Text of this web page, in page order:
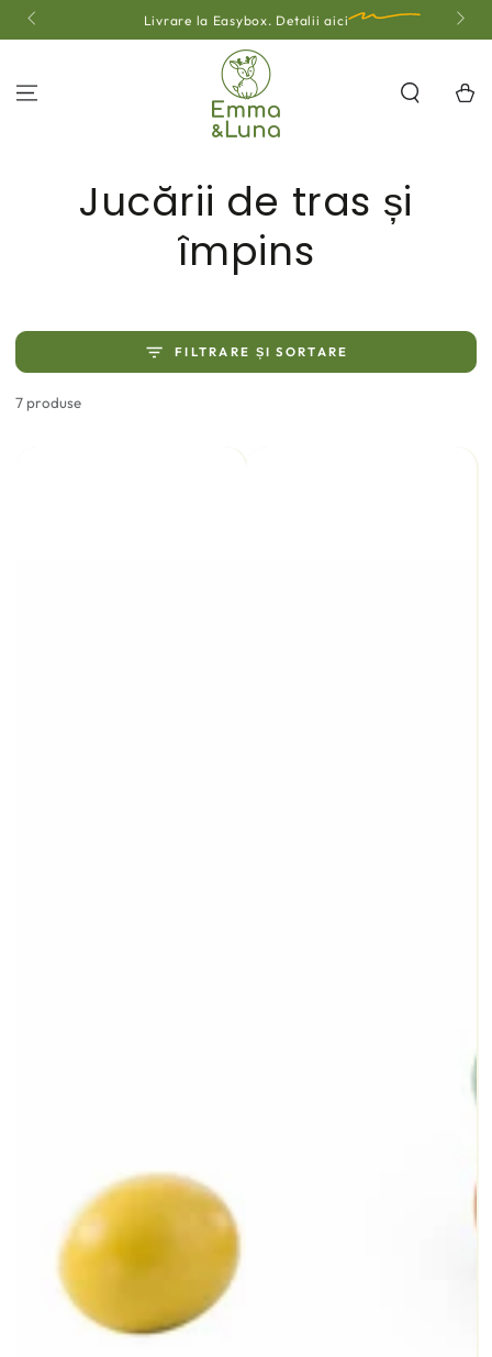
SARI LA
CONȚINUT
Livrare la Easybox. Detalii aici
Coş
Colecţie:
Jucării de tras și
împins
FILTRARE ȘI SORTARE
7 produse